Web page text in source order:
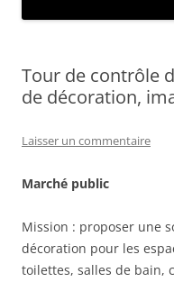
Tour de contrôle
de décoration,
Laisser un commentaire
Marché public
Mission : proposer une
décoration pour les
toilettes, salles de bain,